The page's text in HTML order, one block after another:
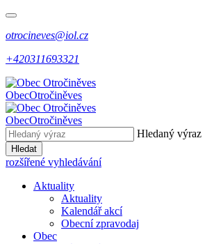
otrocineves@iol.cz
+420311693321
ObecOtročiněves
ObecOtročiněves
Hledaný výraz
Hledat
rozšířené vyhledávání
Aktuality
Aktuality
Kalendář akcí
Obecní zpravodaj
Obec